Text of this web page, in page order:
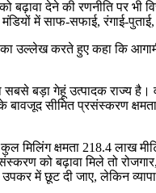
बढ़ावा देने की रणनीति पर
मंडियों में साफ-सफाई, रंगाई-
उल्लेख करते हुए कहा कि आगामी
सबसे बड़ा गेहूं उत्पादक राज्य
सीमित प्रसंस्करण
मिलिंग क्षमता 218.4 लाख
को बढ़ावा मिले तो
में छूट दी जाए, लेकिन